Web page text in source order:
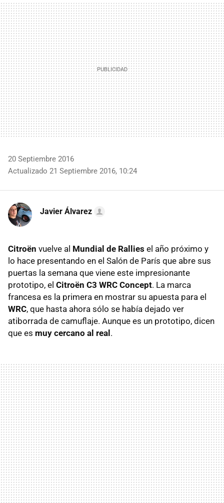
MAIL
20 Septiembre 2016
Actualizado 21 Septiembre 2016, 10:24
Javier Álvarez
Citroën vuelve al Mundial de Rallies el año próximo y
lo hace presentando en el Salón de París que abre sus
puertas la semana que viene este impresionante
prototipo, el Citroën C3 WRC Concept. La marca
francesa es la primera en mostrar su apuesta para el
WRC, que hasta ahora sólo se había dejado ver
atiborrada de camuflaje. Aunque es un prototipo, dicen
que es muy cercano al real.